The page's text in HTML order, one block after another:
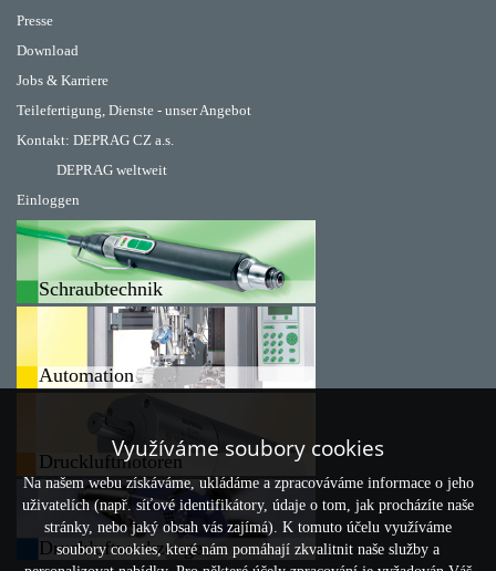
Presse
Download
Jobs & Karriere
Teilefertigung, Dienste - unser Angebot
Kontakt: DEPRAG CZ a.s.
DEPRAG weltweit
Einloggen
Schraubtechnik
Automation
Druckluftmotoren
Druckluftwerkzeuge
Využíváme soubory cookies
Na našem webu získáváme, ukládáme a zpracováváme informace o jeho
uživatelích (např. síťové identifikátory, údaje o tom, jak procházíte naše
stránky, nebo jaký obsah vás zajímá). K tomuto účelu využíváme
soubory cookies, které nám pomáhají zkvalitnit naše služby a